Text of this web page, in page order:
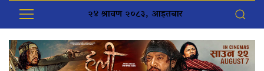
२४ श्रावण २०८३, आइतबार